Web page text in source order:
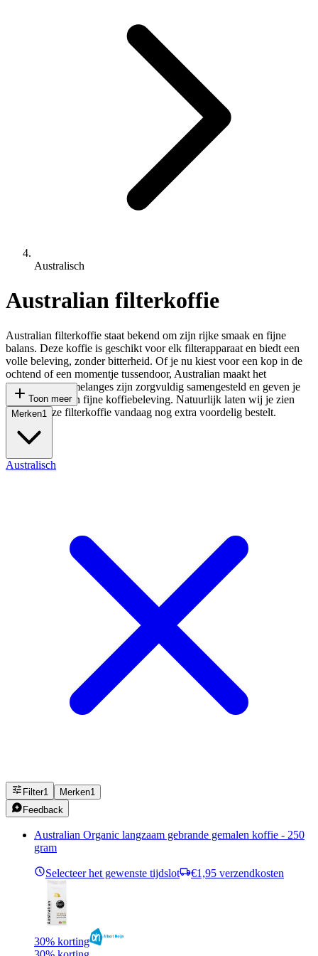
Australisch
Australian filterkoffie
Australian filterkoffie staat bekend om zijn rijke smaak en fijne
balans. Deze koffie is geschikt voor elk filterapparaat en biedt een
volle beleving, zonder bitterheid. Of je nu kiest voor een kop in de
ochtend of een momentje tussendoor, Australian maakt het
makkelijk. De melanges zijn zorgvuldig samengesteld en geven je
telkens weer een fijne koffiebeleving. Natuurlijk laten wij je zien
waar je deze filterkoffie vandaag nog extra voordelig bestelt.
Toon meer
Merken1
Australisch
Filter1 Merken1
Feedback
Australian Organic langzaam gebrande gemalen koffie - 250
gram
Selecteer het gewenste tijdslot €1,95 verzendkosten
30% korting